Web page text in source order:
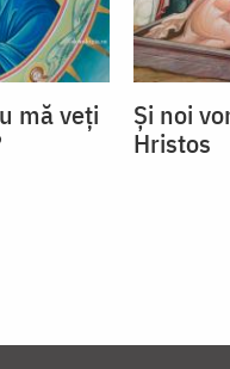
mă veţi
Și noi
Hristos